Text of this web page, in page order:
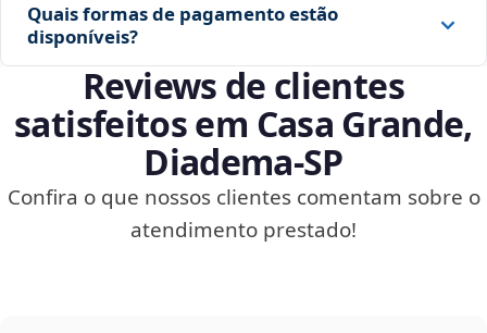
Quais formas de pagamento estão
disponíveis?
Reviews de clientes
satisfeitos em Casa Grande,
Diadema‑SP
Confira o que nossos clientes comentam sobre o
atendimento prestado!